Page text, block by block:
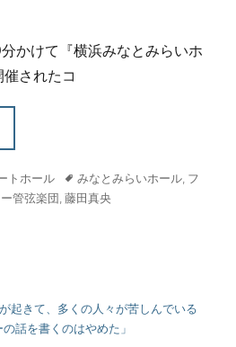
かけて『横浜みなとみらいホ
されたコ
トホール Tagsみなとみらいホール フ
管弦楽団 藤田真央
起きて、多くの人々が苦しんでいる
話を書くのはやめた」